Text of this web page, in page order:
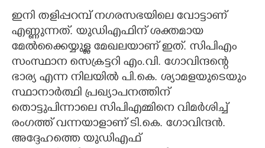
ഇനി തളിപ്പറമ്പ് നഗരസഭയിലെ വോട്ടാണ്
എണ്ണുന്നത്. യുഡിഎഫിന് ശക്തമായ
മേല്‍ക്കൈയ്യുള്ള മേഖലയാണ് ഇത്. സിപിഎം
സംസ്ഥാന സെക്രട്ടറി എം.വി. ഗോവിന്ദന്റെ
ഭാര്യ എന്ന നിലയില്‍ പി.കെ. ശ്യാമളയുടെയും
സ്ഥാനാര്‍ത്ഥി പ്രഖ്യാപനത്തിന്
തൊട്ടുപിന്നാലെ സിപിഎമ്മിനെ വിമര്‍ശിച്ച്
രംഗത്ത് വന്നയാളാണ് ടി.കെ. ഗോവിന്ദന്‍.
അദ്ദേഹത്തെ യുഡിഎഫ്